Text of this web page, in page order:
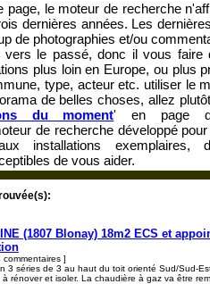
le moteur de recherche
dernières années. Les
de photographies et/ou
le passé, donc il vous faire
plus loin en Europe, ou plus
type, acteur etc. utiliser le
de belles choses, allez
du moment' en page
de recherche développé
installations exemplaires,
de vous aider.
(1807 Blonay) 18m2 ECS et
]
3 séries de 3 au haut du toit orienté Sud/Sud-
rénover et isoler. La chaudière à gaz va être